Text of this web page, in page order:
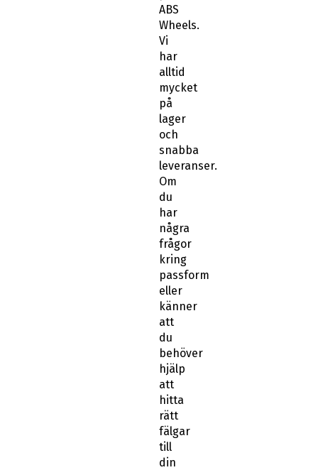
ABS
Wheels.
Vi
har
alltid
mycket
på
lager
och
snabba
leveranser.
Om
du
har
några
frågor
kring
passform
eller
känner
att
du
behöver
hjälp
att
hitta
rätt
fälgar
till
din